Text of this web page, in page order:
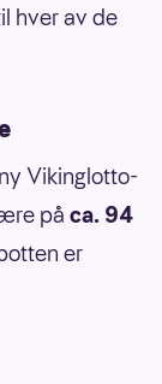
hver av de
Vikinglotto-
på ca. 94
er